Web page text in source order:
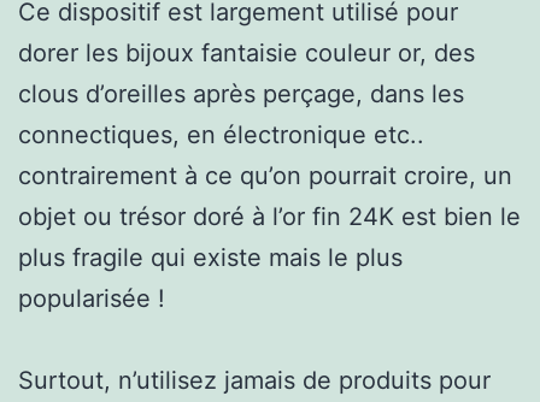
Ce dispositif est largement utilisé pour
dorer les bijoux fantaisie couleur or, des
clous d’oreilles après perçage, dans les
connectiques, en électronique etc..
contrairement à ce qu’on pourrait croire, un
objet ou trésor doré à l’or fin 24K est bien le
plus fragile qui existe mais le plus
popularisée !
Surtout, n’utilisez jamais de produits pour